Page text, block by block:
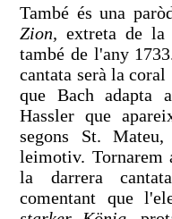
També és una
Zion, extreta de la
també de l'any
cantata serà la coral
que Bach adapta
Hassler que
segons St.
leimotiv. Tornarem
la darrera
comentant que